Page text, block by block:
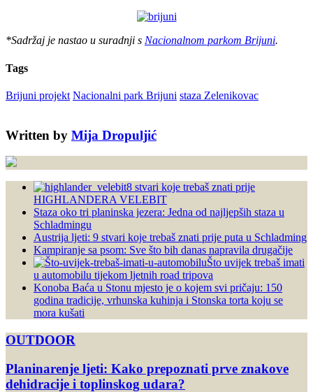
*Sadržaj je nastao u suradnji s Nacionalnom parkom Brijuni.
Tags
Brijuni projekt Nacionalni park Brijuni staza Zelenikovac
Written by Mija Dropuljić
8 stvari koje trebaš znati prije
HIGHLANDERA VELEBIT
Staza oko tri planinska jezera: Jedna od najljepših staza u
Schladmingu
Austrija ljeti: 9 stvari koje trebaš znati prije puta u Schladming
Kampiranje sa psom: Sve što bih danas napravila drugačije
Što uvijek trebaš imati
u automobilu tijekom ljetnih road tripova
Konoba Baća u Stonu mjesto je o kojem svi pričaju: 150
godina tradicije, vrhunska kuhinja i Stonska torta koju se
mora kušati
OUTDOOR
Planinarenje ljeti: Kako prepoznati prve znakove
dehidracije i toplinskog udara?